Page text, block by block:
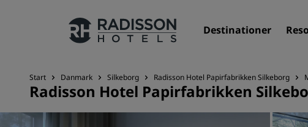
Destinationer
Vores brands
Start Danmark Silkeborg Radisson Hotel Papirfabrikken Silkeborg
Radisson Hotel Papirfabrikken